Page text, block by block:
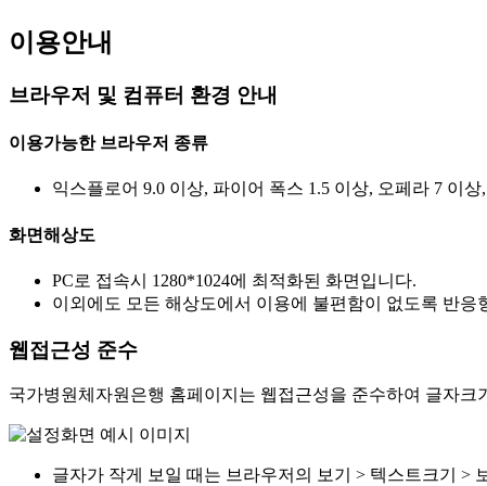
이용안내
브라우저 및 컴퓨터 환경 안내
이용가능한 브라우저 종류
익스플로어 9.0 이상, 파이어 폭스 1.5 이상, 오페라 7 이상
화면해상도
PC로 접속시 1280*1024에 최적화된 화면입니다.
이외에도 모든 해상도에서 이용에 불편함이 없도록 반응
웹접근성 준수
국가병원체자원은행 홈페이지는 웹접근성을 준수하여 글자
글자가 작게 보일 때는 브라우저의 보기 > 텍스트크기 >